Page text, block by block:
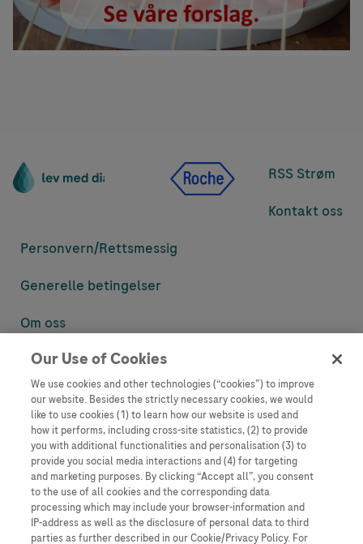
RSS Strøm
Kontakt oss
Personvern/Rettsmessig
Generelle betingelser
Om oss
Denne nettsiden inneholder informasjon som er målsatt til en stor
informasjon som ellers ikke er tilgjengelig eller gyldig i ditt land.
Vennligst vær oppmerksom på at vi ikke tar noe ansvar for tilgang til
informasjon som muligens ikke er i samsvar med noen gyldig juridisk
prosess, regulering, registrering eller bruk i bostedslandet ditt.
Roche har ikke alltid mulighet til å kvalitetssikre andres innlegg, men
vil fjerne villedende eller upassende innlegg så langt det lar seg gjøre.
Vi har ikke ansvar for innhold på eksterne nettsider som det lenkes til.
Kopiering av materiale fra dette nettstedet for bruk annet sted er ikke
tillatt uten avtale. Nettstedet selger plass til annonsører, og slikt
Our Use of Cookies
We use cookies and other technologies (“cookies”) to improve
our website. Besides the strictly necessary cookies, we would
like to use cookies (1) to learn how our website is used and
how it performs, including cross-site statistics, (2) to provide
you with additional functionalities and personalisation (3) to
provide you social media interactions and (4) for targeting
and marketing purposes. By clicking “Accept all”, you consent
to the use of all cookies and the corresponding data
processing which may include your browser-information and
IP-address as well as the disclosure of personal data to third
parties as further described in our Cookie/Privacy Policy. For